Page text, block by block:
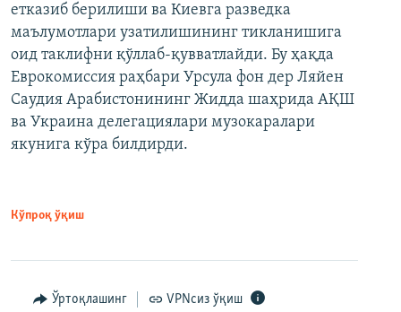
етказиб берилиши ва Киевга разведка
маълумотлари узатилишининг тикланишига
оид таклифни қўллаб-қувватлайди. Бу ҳақда
Еврокомиссия раҳбари Урсула фон дер Ляйен
Саудия Арабистонининг Жидда шаҳрида АҚШ
ва Украина делегациялари музокаралари
якунига кўра билдирди.
Кўпроқ ўқиш
Ўртоқлашинг VPNсиз ўқиш